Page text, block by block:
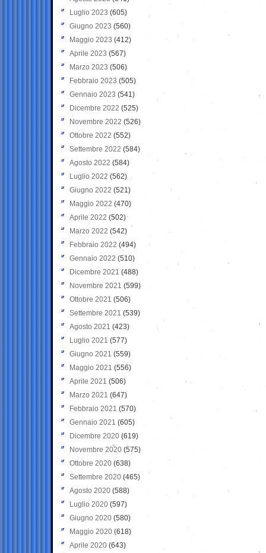
Luglio 2023 (605)
Giugno 2023 (560)
Maggio 2023 (412)
Aprile 2023 (567)
Marzo 2023 (506)
Febbraio 2023 (505)
Gennaio 2023 (541)
Dicembre 2022 (525)
Novembre 2022 (526)
Ottobre 2022 (552)
Settembre 2022 (584)
Agosto 2022 (584)
Luglio 2022 (562)
Giugno 2022 (521)
Maggio 2022 (470)
Aprile 2022 (502)
Marzo 2022 (542)
Febbraio 2022 (494)
Gennaio 2022 (510)
Dicembre 2021 (488)
Novembre 2021 (599)
Ottobre 2021 (506)
Settembre 2021 (539)
Agosto 2021 (423)
Luglio 2021 (577)
Giugno 2021(559)
Maggio 2021 (556)
Aprile 2021 (506)
Marzo 2021 (647)
Febbraio 2021 (570)
Gennaio 2021 (605)
Dicembre 2020 (619)
Novembre 2020 (575)
Ottobre 2020 (638)
Settembre 2020(465)
Agosto 2020 (588)
Luglio 2020 (597)
Giugno 2020 (580)
Maggio 2020 (618)
Aprile 2020 (643)